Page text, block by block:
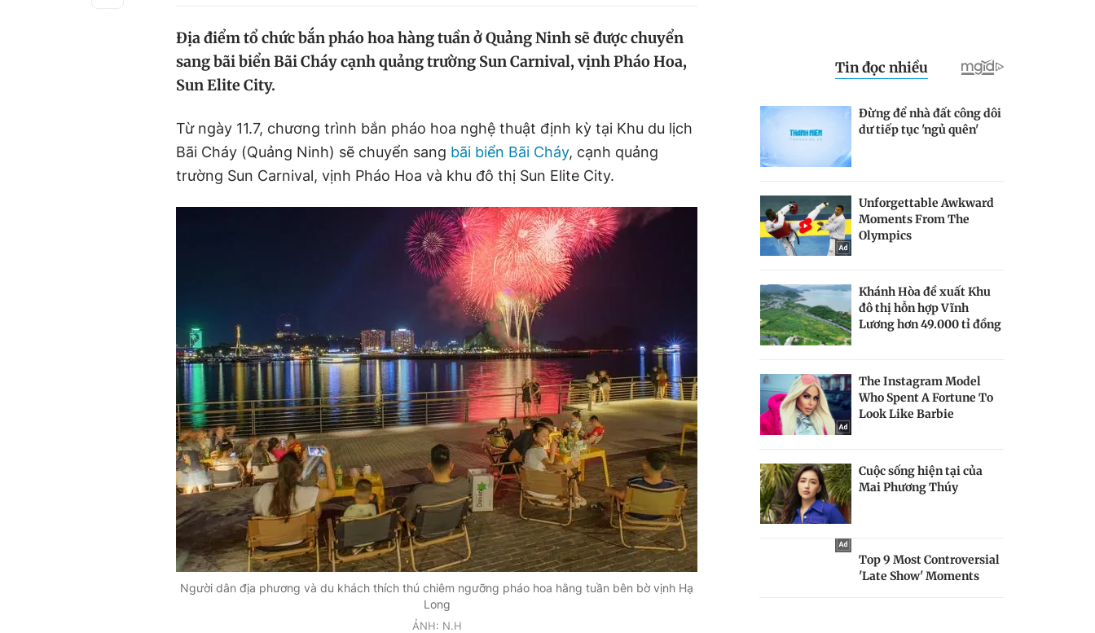
Địa điểm tổ chức bắn pháo hoa hàng tuần ở Quảng Ninh sẽ được chuyển
sang bãi biển Bãi Cháy cạnh quảng trường Sun Carnival, vịnh Pháo Hoa,
Sun Elite City.
Từ ngày 11.7, chương trình bắn pháo hoa nghệ thuật định kỳ tại Khu du lịch
Bãi Cháy (Quảng Ninh) sẽ chuyển sang bãi biển Bãi Cháy, cạnh quảng
trường Sun Carnival, vịnh Pháo Hoa và khu đô thị Sun Elite City.
Người dân địa phương và du khách thích thú chiêm ngưỡng pháo hoa hằng tuần bên bờ vịnh Hạ
Long
ẢNH: N.H